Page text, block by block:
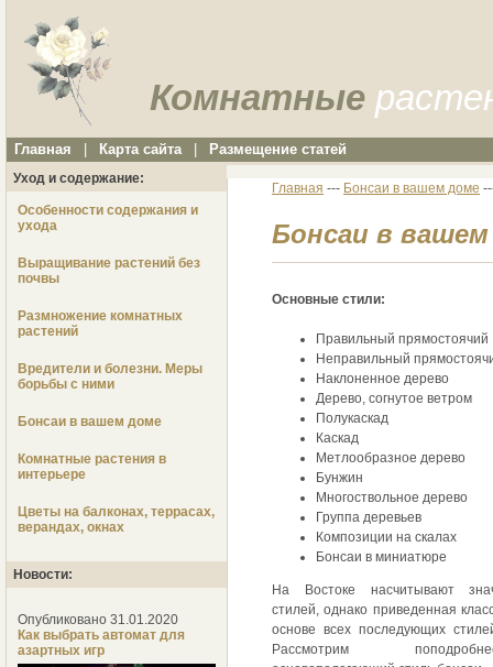
Комнатные
Главная Карта сайта Размещение статей
Уход и содержание:
Особенности содержания и
ухода
Выращивание растений без
почвы
Размножение комнатных
растений
Вредители и болезни. Меры
борьбы с ними
Бонсаи в вашем доме
Комнатные растения в
интерьере
Цветы на балконах, террасах,
верандах, окнах
Новости:
Опубликовано 31.01.2020
Как выбрать автомат для
азартных игр
Главная --- Бонсаи в вашем доме
Бонсаи в
Основные стили:
Правильный прямостоячий
Неправильный
Наклоненное дерево
Дерево, согнутое ветром
Полукаскад
Каскад
Метлообразное дерево
Бунжин
Многоствольное дерево
Группа деревьев
Композиции на скалах
Бонсаи в миниатюре
На Востоке насчитывают
стилей, однако приведенная
основе всех последующих
Рассмотрим